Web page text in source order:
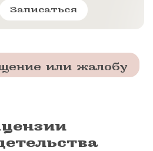
Записаться
или жалобу